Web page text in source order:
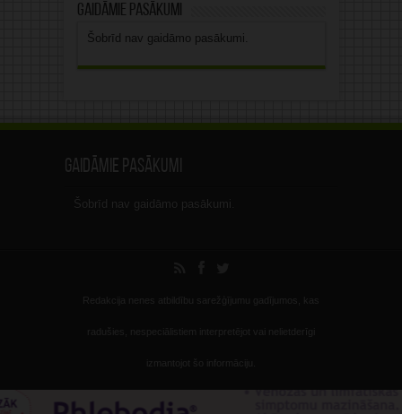
Gaidāmie pasākumi
Šobrīd nav gaidāmo pasākumi.
Gaidāmie pasākumi
Šobrīd nav gaidāmo pasākumi.
Redakcija nenes atbildību sarežģījumu gadījumos, kas